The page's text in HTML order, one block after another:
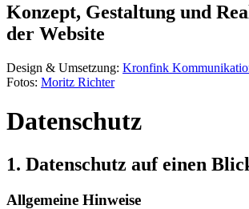
Konzept, Gestaltung und
der Website
Design & Umsetzung: Kronfink
Fotos: Moritz Richter
Datenschutz
1. Datenschutz auf einen
Allgemeine Hinweise